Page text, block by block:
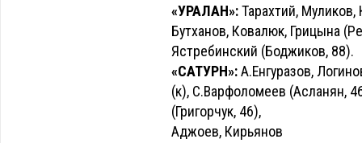
«УРАЛАН»:Тарахтий,
Бутханов, Ковалюк, Грицына
Ястребинский (Боджиков, 88).
«САТУРН»:А.Енгуразов,
(к), С.Варфоломеев (Асланян,
(Григорчук, 46),
Аджоев, Кирьянов